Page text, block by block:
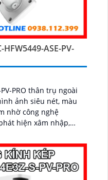
ASE-PV-
PRO thân trụ ngoài
ảnh siêu nét, màu
nhờ công nghệ
mọi khu vực...